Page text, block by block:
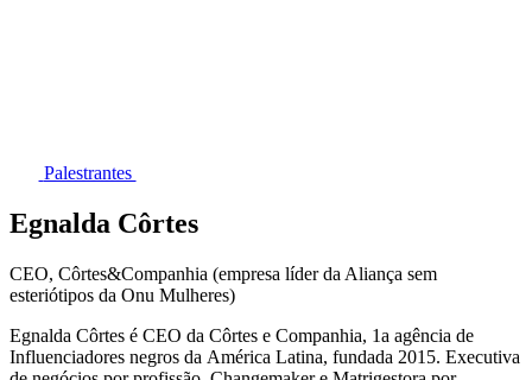
Palestrantes
Egnalda Côrtes
CEO, Côrtes&Companhia (empresa líder da Aliança sem
esteriótipos da Onu Mulheres)
Egnalda Côrtes é CEO da Côrtes e Companhia, 1a agência de
Influenciadores negros da América Latina, fundada 2015. Executiva